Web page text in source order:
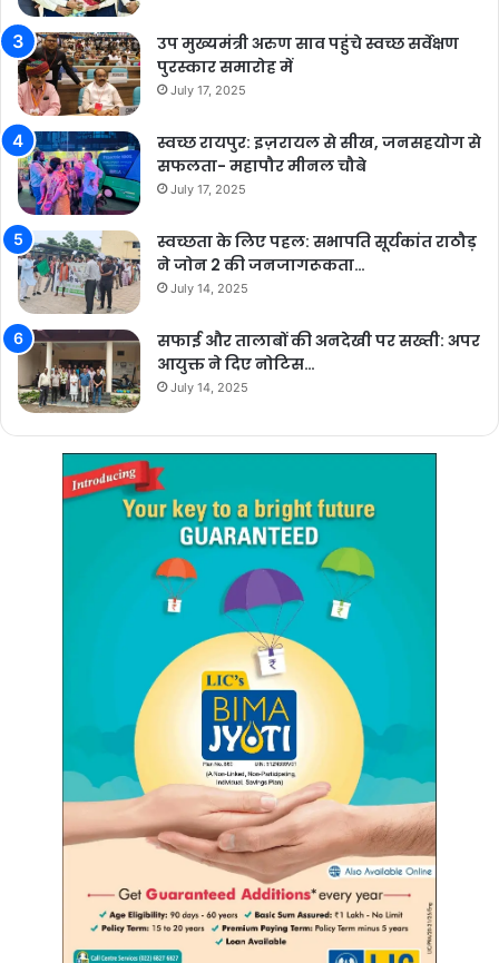
उप मुख्यमंत्री अरुण साव पहुंचे स्वच्छ सर्वेक्षण
पुरस्कार समारोह में
July 17, 2025
स्वच्छ रायपुर: इज़रायल से सीख, जनसहयोग से
सफलता- महापौर मीनल चौबे
July 17, 2025
स्वच्छता के लिए पहल: सभापति सूर्यकांत राठौड़
ने जोन 2 की जनजागरूकता…
July 14, 2025
सफाई और तालाबों की अनदेखी पर सख्ती: अपर
आयुक्त ने दिए नोटिस…
July 14, 2025